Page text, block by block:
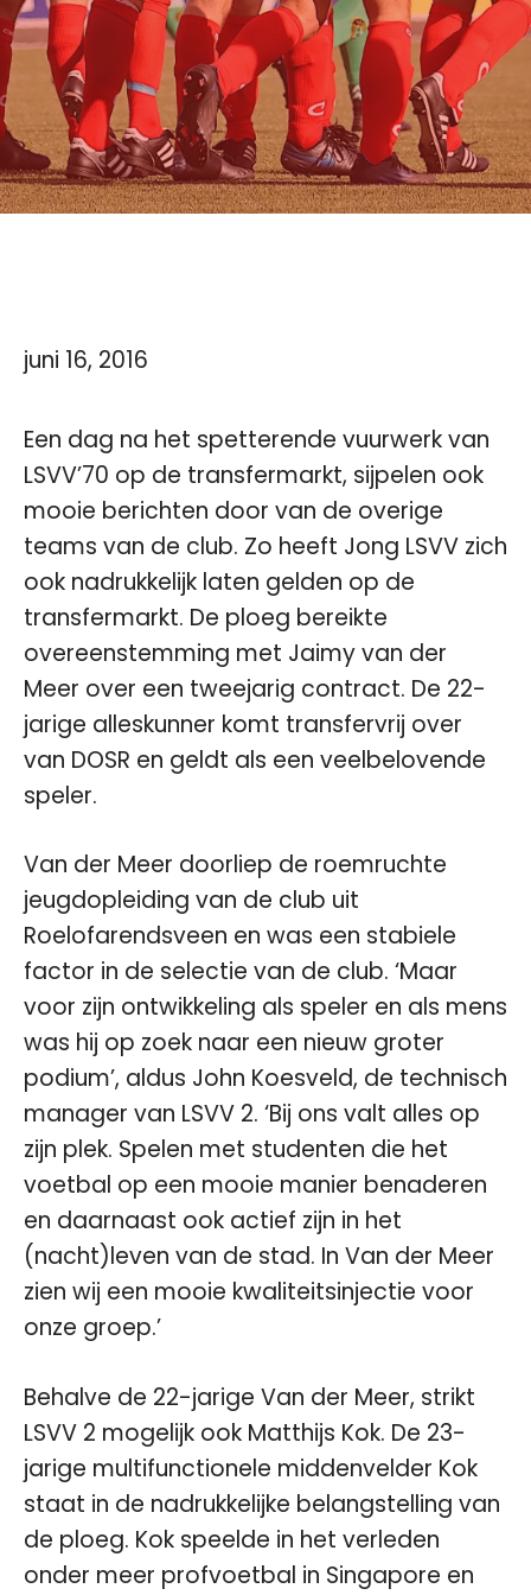
juni 16, 2016
Een dag na het spetterende vuurwerk van
LSVV’70 op de transfermarkt, sijpelen ook
mooie berichten door van de overige
teams van de club. Zo heeft Jong LSVV zich
ook nadrukkelijk laten gelden op de
transfermarkt. De ploeg bereikte
overeenstemming met Jaimy van der
Meer over een tweejarig contract. De 22-
jarige alleskunner komt transfervrij over
van DOSR en geldt als een veelbelovende
speler.
Van der Meer doorliep de roemruchte
jeugdopleiding van de club uit
Roelofarendsveen en was een stabiele
factor in de selectie van de club. ‘Maar
voor zijn ontwikkeling als speler en als mens
was hij op zoek naar een nieuw groter
podium’, aldus John Koesveld, de technisch
manager van LSVV 2. ‘Bij ons valt alles op
zijn plek. Spelen met studenten die het
voetbal op een mooie manier benaderen
en daarnaast ook actief zijn in het
(nacht)leven van de stad. In Van der Meer
zien wij een mooie kwaliteitsinjectie voor
onze groep.’
Behalve de 22-jarige Van der Meer, strikt
LSVV 2 mogelijk ook Matthijs Kok. De 23-
jarige multifunctionele middenvelder Kok
staat in de nadrukkelijke belangstelling van
de ploeg. Kok speelde in het verleden
onder meer profvoetbal in Singapore en